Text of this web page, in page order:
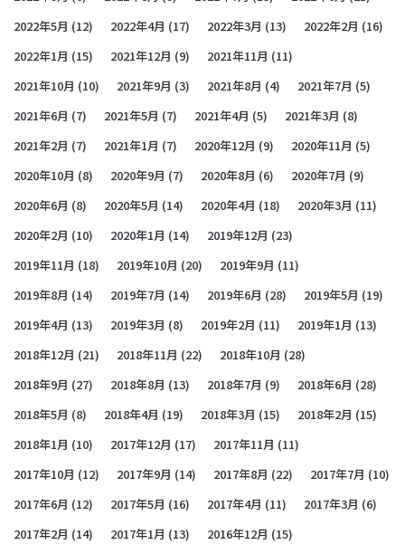
2022年5月 (12) 2022年4月 (17) 2022年3月 (13) 2022年2月 (16)
2022年1月 (15) 2021年12月 (9) 2021年11月 (11)
2021年10月 (10) 2021年9月 (3) 2021年8月 (4) 2021年7月 (5)
2021年6月 (7) 2021年5月 (7) 2021年4月 (5) 2021年3月 (8)
2021年2月 (7) 2021年1月 (7) 2020年12月 (9) 2020年11月 (5)
2020年10月 (8) 2020年9月 (7) 2020年8月 (6) 2020年7月 (9)
2020年6月 (8) 2020年5月 (14) 2020年4月 (18) 2020年3月 (11)
2020年2月 (10) 2020年1月 (14) 2019年12月 (23)
2019年11月 (18) 2019年10月 (20) 2019年9月 (11)
2019年8月 (14) 2019年7月 (14) 2019年6月 (28) 2019年5月 (19)
2019年4月 (13) 2019年3月 (8) 2019年2月 (11) 2019年1月 (13)
2018年12月 (21) 2018年11月 (22) 2018年10月 (28)
2018年9月 (27) 2018年8月 (13) 2018年7月 (9) 2018年6月 (28)
2018年5月 (8) 2018年4月 (19) 2018年3月 (15) 2018年2月 (15)
2018年1月 (10) 2017年12月 (17) 2017年11月 (11)
2017年10月 (12) 2017年9月 (14) 2017年8月 (22) 2017年7月 (10)
2017年6月 (12) 2017年5月 (16) 2017年4月 (11) 2017年3月 (6)
2017年2月 (14) 2017年1月 (13) 2016年12月 (15)